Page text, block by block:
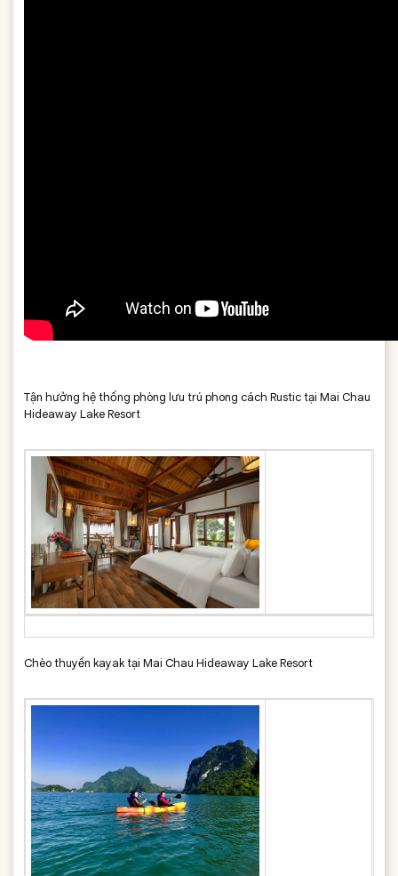
Tận hưởng hệ thống phòng lưu trú phong cách Rustic tại Mai Chau
Hideaway Lake Resort
Chèo thuyền kayak tại Mai Chau Hideaway Lake Resort